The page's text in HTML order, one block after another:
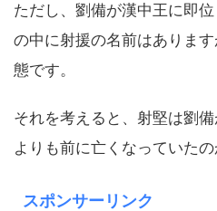
ただし、劉備が漢中王に即
の中に射援の名前はありま
態です。
それを考えると、射堅は劉
よりも前に亡くなっていたの
スポンサーリンク